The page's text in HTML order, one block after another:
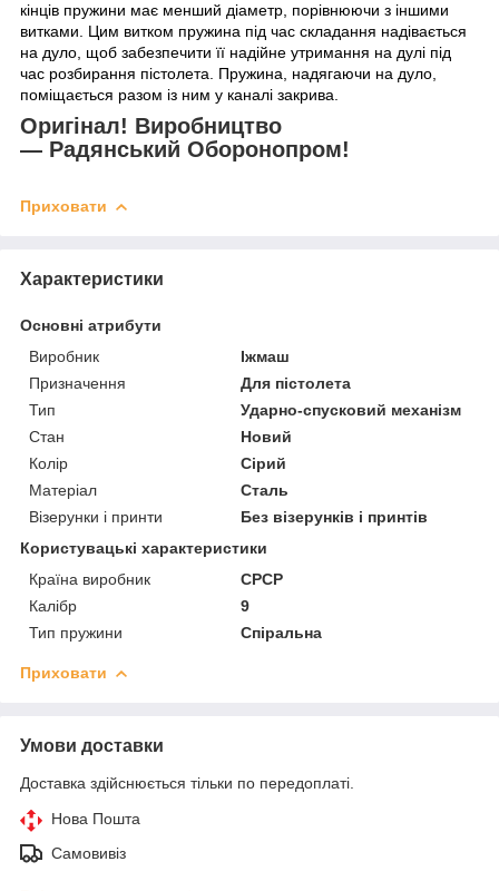
кінців пружини має менший діаметр, порівнюючи з іншими
витками. Цим витком пружина під час складання надівається
на дуло, щоб забезпечити її надійне утримання на дулі під
час розбирання пістолета. Пружина, надягаючи на дуло,
поміщається разом із ним у каналі закрива.
Оригінал! Виробництво
— Радянський Оборонопром!
Приховати
Характеристики
Основні атрибути
Виробник
Іжмаш
Призначення
Для пістолета
Тип
Ударно-спусковий механізм
Стан
Новий
Колір
Сірий
Матеріал
Сталь
Візерунки і принти
Без візерунків і принтів
Користувацькі характеристики
Країна виробник
СРСР
Калібр
9
Тип пружини
Спіральна
Приховати
Умови доставки
Доставка здійснюється тільки по передоплаті.
Нова Пошта
Самовивіз